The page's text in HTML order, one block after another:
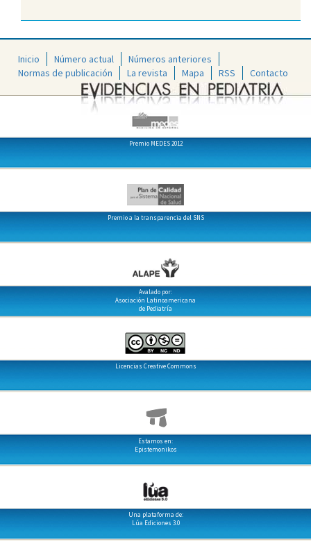
Inicio Número actual
Números anteriores
Normas de publicación
La revista Mapa RSS Contacto
Premio MEDES 2012
Premio a la transparencia del SNS
Avalado por:
Asociación Latinoamericana
de Pediatría
Licencias Creative Commons
Estamos en:
Epistemonikos
Una plataforma de:
Lúa Ediciones 3.0